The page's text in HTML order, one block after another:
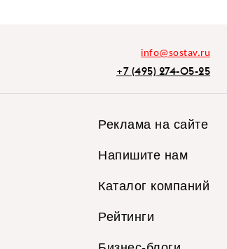
info@sostav.ru
+7 (495) 274-05-25
Реклама на сайте
Напишите нам
Каталог компаний
Рейтинги